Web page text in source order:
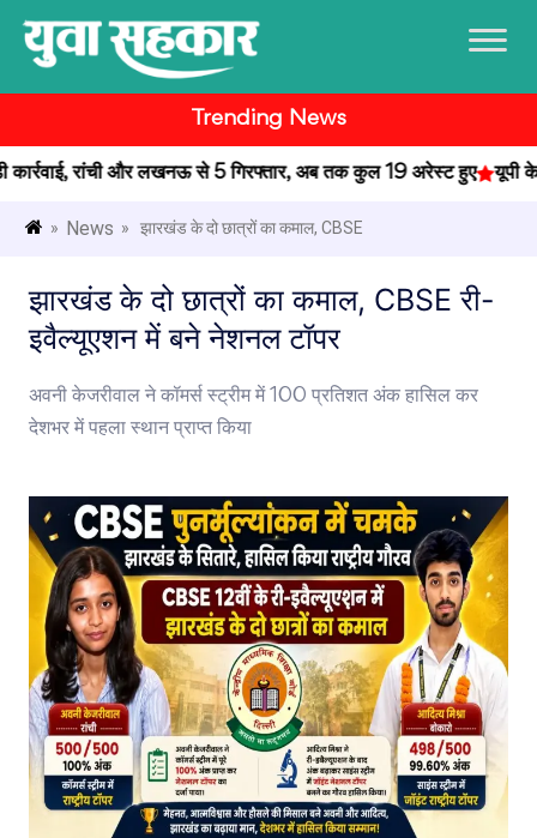
Trending News
रांची और लखनऊ से 5 गिरफ्तार, अब तक कुल 19 अरेस्ट हुए यूपी के
» News » झारखंड के दो छात्रों का कमाल, CBSE
झारखंड के दो छात्रों का कमाल, CBSE री-
इवैल्यूएशन में बने नेशनल टॉपर
अवनी केजरीवाल ने कॉमर्स स्ट्रीम में 100 प्रतिशत अंक हासिल कर
देशभर में पहला स्थान प्राप्त किया